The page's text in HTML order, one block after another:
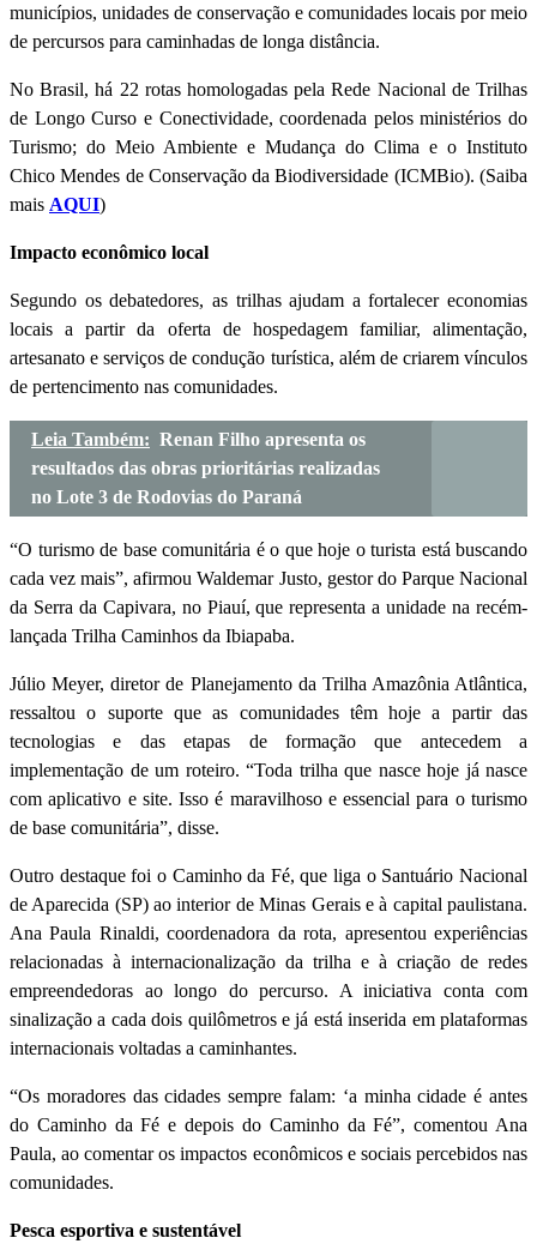
municípios, unidades de conservação e comunidades locais por meio
de percursos para caminhadas de longa distância.
No Brasil, há 22 rotas homologadas pela Rede Nacional de Trilhas
de Longo Curso e Conectividade, coordenada pelos ministérios do
Turismo; do Meio Ambiente e Mudança do Clima e o Instituto
Chico Mendes de Conservação da Biodiversidade (ICMBio). (Saiba
mais AQUI)
Impacto econômico local
Segundo os debatedores, as trilhas ajudam a fortalecer economias
locais a partir da oferta de hospedagem familiar, alimentação,
artesanato e serviços de condução turística, além de criarem vínculos
de pertencimento nas comunidades.
Leia Também: Renan Filho apresenta os
resultados das obras prioritárias realizadas
no Lote 3 de Rodovias do Paraná
“O turismo de base comunitária é o que hoje o turista está buscando
cada vez mais”, afirmou Waldemar Justo, gestor do Parque Nacional
da Serra da Capivara, no Piauí, que representa a unidade na recém-
lançada Trilha Caminhos da Ibiapaba.
Júlio Meyer, diretor de Planejamento da Trilha Amazônia Atlântica,
ressaltou o suporte que as comunidades têm hoje a partir das
tecnologias e das etapas de formação que antecedem a
implementação de um roteiro. “Toda trilha que nasce hoje já nasce
com aplicativo e site. Isso é maravilhoso e essencial para o turismo
de base comunitária”, disse.
Outro destaque foi o Caminho da Fé, que liga o Santuário Nacional
de Aparecida (SP) ao interior de Minas Gerais e à capital paulistana.
Ana Paula Rinaldi, coordenadora da rota, apresentou experiências
relacionadas à internacionalização da trilha e à criação de redes
empreendedoras ao longo do percurso. A iniciativa conta com
sinalização a cada dois quilômetros e já está inserida em plataformas
internacionais voltadas a caminhantes.
“Os moradores das cidades sempre falam: ‘a minha cidade é antes
do Caminho da Fé e depois do Caminho da Fé”, comentou Ana
Paula, ao comentar os impactos econômicos e sociais percebidos nas
comunidades.
Pesca esportiva e sustentável